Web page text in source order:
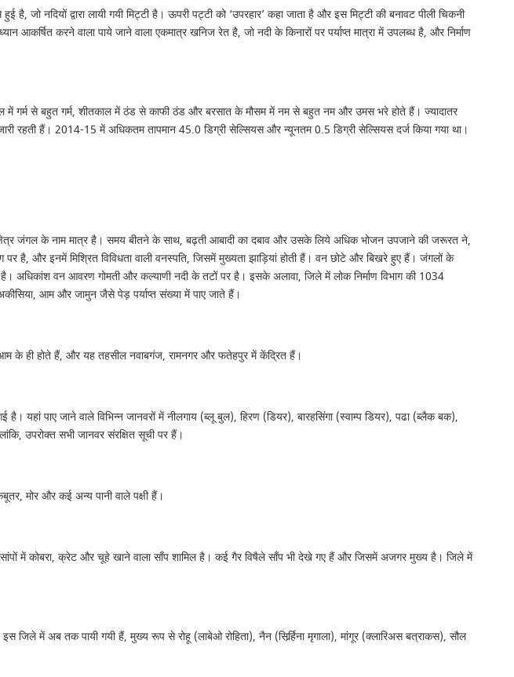
नदियों द्वारा लायी गयी मिट्टी है। ऊपरी पट्टी को ‘उपरहार’ कहा जाता है और इस मिट्टी की बनावट पीली चिकनी
करने वाला पाये जाने वाला एकमात्र खनिज रेत है, जो नदी के किनारों पर पर्याप्त मात्रा में उपलब्ध है, और निर्माण
में गर्म से बहुत गर्म, शीतकाल में ठंड से काफी ठंड और बरसात के मौसम में नम से बहुत नम और उमस भरे होते हैं। ज्यादातर
रहती हैं। 2014-15 में अधिकतम तापमान 45.0 डिग्री सेल्सियस और न्यूनतम 0.5 डिग्री सेल्सियस दर्ज किया गया था।
जंगल के नाम मात्र है। समय बीतने के साथ, बढ़ती आबादी का दबाव और उसके लिये अधिक भोजन उपजाने की जरूरत ने,
है, और इनमें मिश्रित विविधता वाली वनस्पति, जिसमें मुख्यता झाड़ियां होती हैं। वन छोटे और बिखरे हुए हैं। जंगलों के
वन आवरण गोमती और कल्याणी नदी के तटों पर है। इसके अलावा, जिले में लोक निर्माण विभाग की 1034
आम और जामुन जैसे पेड़ पर्याप्त संख्या में पाए जाते हैं।
आम के ही होते हैं, और यह तहसील नवाबगंज, रामनगर और फतेहपुर में केंद्रित हैं।
पाए जाने वाले विभिन्न जानवरों में नीलगाय (ब्लू बुल), हिरण (डियर), बारहसिंगा (स्वाम्प डियर), पढा (ब्लैक बक),
उपरोक्त सभी जानवर संरक्षित सूची पर हैं।
मोर और कई अन्य पानी वाले पक्षी हैं।
में कोबरा, क्रेट और चूहे खाने वाला साँप शामिल है। कई गैर विषैले साँप भी देखे गए हैं और जिसमें अजगर मुख्य है। जिले में
जिले में अब तक पायी गयी हैं, मुख्य रूप से रोहू (लाबेओ रोहिता), नैन (सिर्र्हिना मृगाला), मांगूर (क्लारिअस बत्राकस), सौल